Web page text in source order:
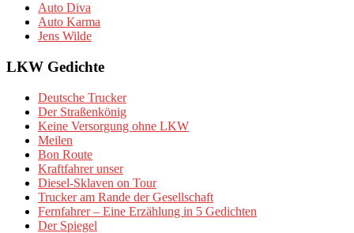
Auto Diva
Auto Karma
Jens Wilde
LKW Gedichte
Deutsche Trucker
Der Straßenkönig
Keine Versorgung ohne LKW
Meilen
Bon Route
Kraftfahrer unser
Diesel-Sklaven on Tour
Trucker am Rande der Gesellschaft
Fernfahrer – Eine Erzählung in 5 Gedichten
Der Spiegel